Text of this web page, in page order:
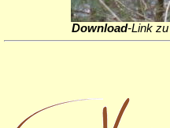
Download-Link